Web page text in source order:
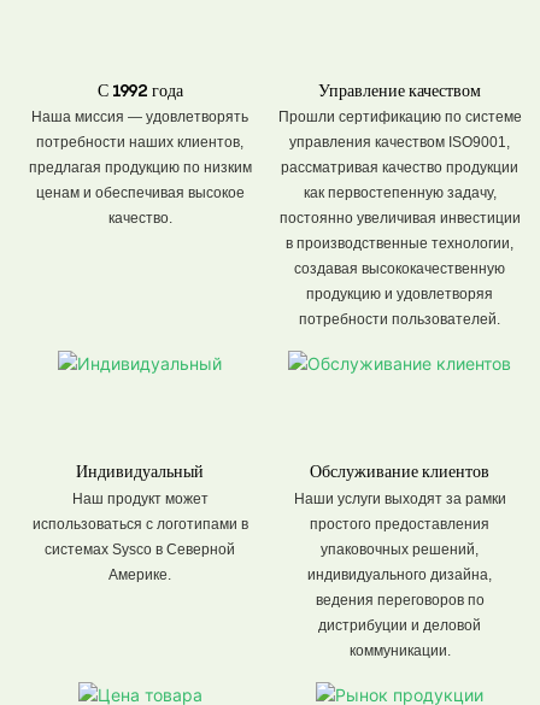
С 1992 года
Наша миссия — удовлетворять
потребности наших клиентов,
предлагая продукцию по низким
ценам и обеспечивая высокое
качество.
Управление качеством
Прошли сертификацию по системе
управления качеством ISO9001,
рассматривая качество продукции
как первостепенную задачу,
постоянно увеличивая инвестиции
в производственные технологии,
создавая высококачественную
продукцию и удовлетворяя
потребности пользователей.
Индивидуальный
Наш продукт может
использоваться с логотипами в
системах Sysco в Северной
Америке.
Обслуживание клиентов
Наши услуги выходят за рамки
простого предоставления
упаковочных решений,
индивидуального дизайна,
ведения переговоров по
дистрибуции и деловой
коммуникации.